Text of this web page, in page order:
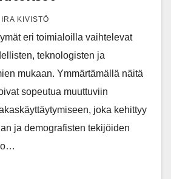
KIVISTÖ
eri toimialoilla vaihtelevat
teknologisten ja
mukaan. Ymmärtämällä näitä
sopeutua muuttuviin
joka kehittyy
ja demografisten tekijöiden